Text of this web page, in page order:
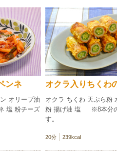
ンネ
オリーブ油
塩 粉チーズ
オクラ入りちくわ
オクラ ちくわ 天ぷら粉
粉 揚げ油 塩 ※8本分
す。
20分 239kcal